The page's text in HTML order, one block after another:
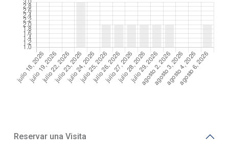
Reservar una Visita